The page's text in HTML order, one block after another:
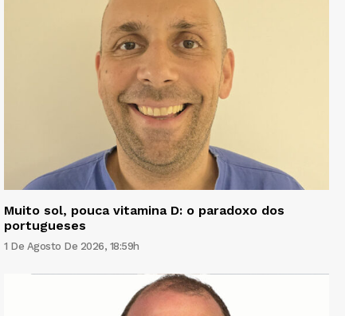
Muito sol, pouca vitamina D: o paradoxo dos
portugueses
1 De Agosto De 2026, 18:59h